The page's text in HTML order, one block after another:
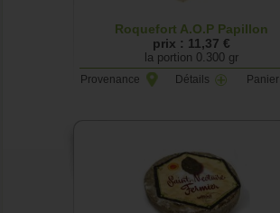
Roquefort A.O.P Papillon
prix : 11,37 €
la portion 0.300 gr
Provenance Détails Panier